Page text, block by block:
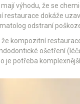
výhodu, že se
restaurace dokáže
odstraní
kompozitní
ošetření
je potřeba